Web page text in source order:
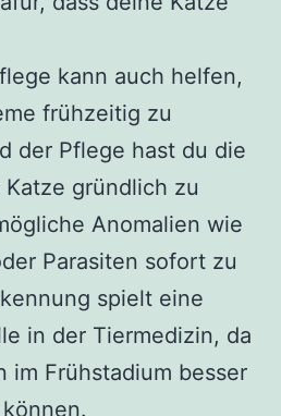
kann auch helfen,
frühzeitig zu
der Pflege hast du die
gründlich zu
Anomalien wie
Parasiten sofort zu
spielt eine
in der Tiermedizin, da
im Frühstadium besser